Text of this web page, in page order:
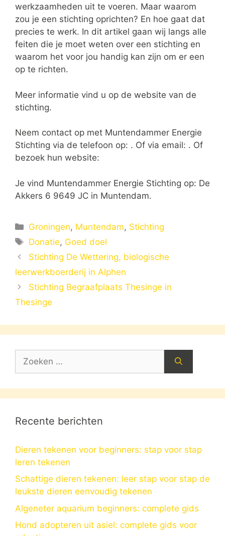
werkzaamheden uit te voeren. Maar waarom
zou je een stichting oprichten? En hoe gaat dat
precies te werk. In dit artikel gaan wij langs alle
feiten die je moet weten over een stichting en
waarom het voor jou handig kan zijn om er een
op te richten.
Meer informatie vind u op de website van de
stichting.
Neem contact op met Muntendammer Energie
Stichting via de telefoon op: . Of via email: . Of
bezoek hun website:
Je vind Muntendammer Energie Stichting op: De
Akkers 6 9649 JC in Muntendam.
Categorieën
Groningen, Muntendam, Stichting
Tags
Donatie, Goed doel
Stichting De Wettering, biologische
leerwerkboerderij in Alphen
Stichting Begraafplaats Thesinge in
Thesinge
naar:
Recente berichten
Dieren tekenen voor beginners: stap voor stap
leren tekenen
Schattige dieren tekenen: leer stap voor stap de
leukste dieren eenvoudig tekenen
Algeneter aquarium beginners: complete gids
Hond adopteren uit asiel: complete gids voor